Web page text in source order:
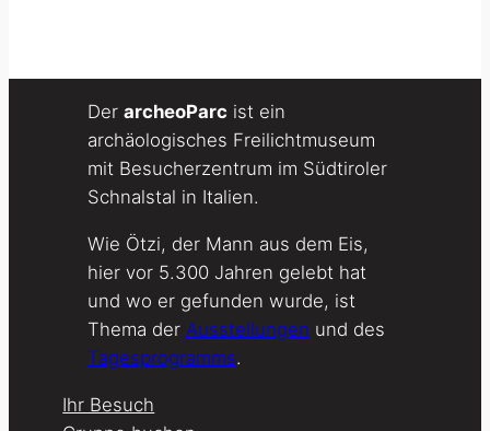
Der archeoParc ist ein
archäologisches Freilichtmuseum
mit Besucherzentrum im Südtiroler
Schnalstal in Italien.
Wie Ötzi, der Mann aus dem Eis,
hier vor 5.300 Jahren gelebt hat
und wo er gefunden wurde, ist
Thema der Ausstellungen und des
Tagesprogramms.
Ihr Besuch